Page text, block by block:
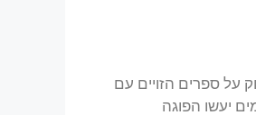
על ספרים הזויים עם
יעשו הפוגה